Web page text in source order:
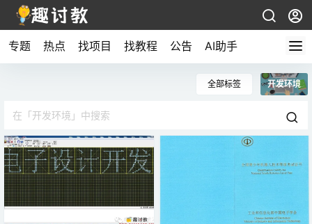
专题 热点 找项目 找教程 公告 AI助手
全部标签 开发环境